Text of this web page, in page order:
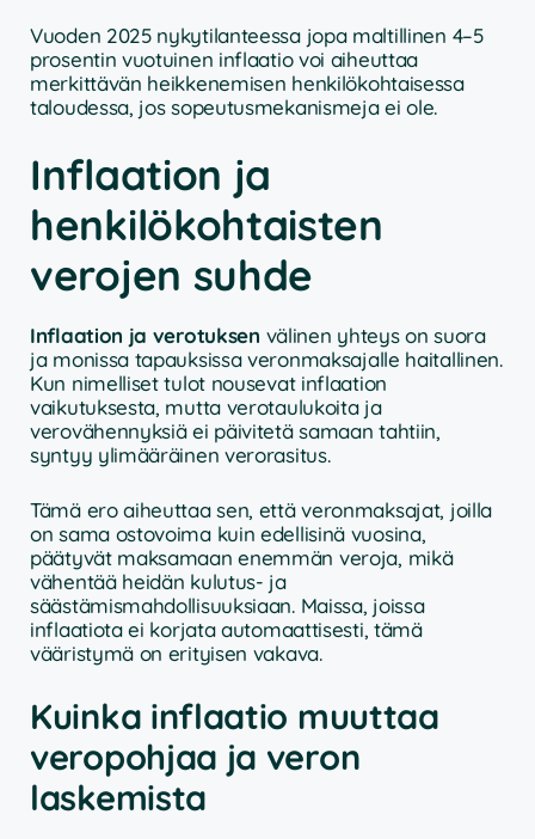
Vuoden 2025 nykytilanteessa jopa maltillinen 4–5
prosentin vuotuinen inflaatio voi aiheuttaa
merkittävän heikkenemisen henkilökohtaisessa
taloudessa, jos sopeutusmekanismeja ei ole.
Inflaation ja
henkilökohtaisten
verojen suhde
Inflaation ja verotuksen välinen yhteys on suora
ja monissa tapauksissa veronmaksajalle haitallinen.
Kun nimelliset tulot nousevat inflaation
vaikutuksesta, mutta verotaulukoita ja
verovähennyksiä ei päivitetä samaan tahtiin,
syntyy ylimääräinen verorasitus.
Tämä ero aiheuttaa sen, että veronmaksajat, joilla
on sama ostovoima kuin edellisinä vuosina,
päätyvät maksamaan enemmän veroja, mikä
vähentää heidän kulutus- ja
säästämismahdollisuuksiaan. Maissa, joissa
inflaatiota ei korjata automaattisesti, tämä
vääristymä on erityisen vakava.
Kuinka inflaatio muuttaa
veropohjaa ja veron
laskemista